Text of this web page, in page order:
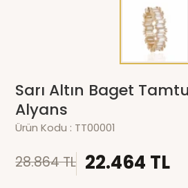
Sarı Altın Baget
Alyans
Ürün Kodu : TT00001
28.864 TL 22.464 TL